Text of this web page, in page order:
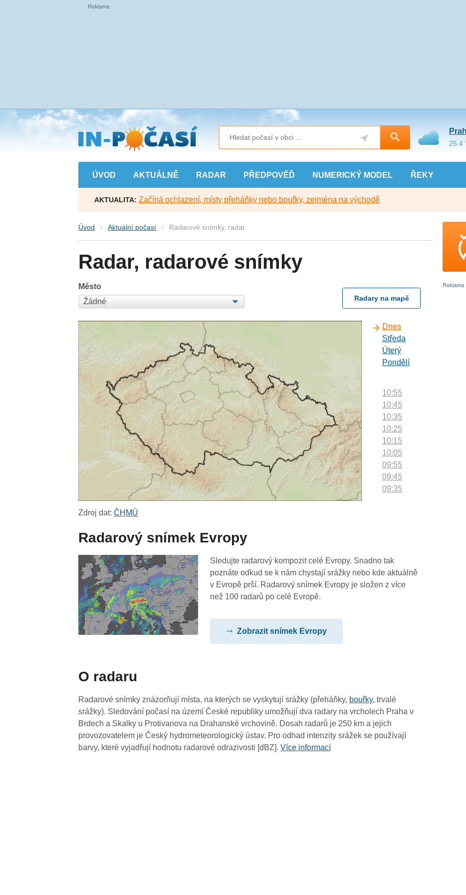
Přejít
na
hlavní
obsah
ÚVOD AKTUÁLNĚ RADAR PŘEDPOVĚĎ NUMERICKÝ MODEL ŘEKY
25.4
AKTUALITA: Začíná ochlazení, místy přeháňky nebo bouřky, zejména na východě
Úvod Aktuální počasí Radarové snímky, radar
Radar, radarové snímky
Město
Radary na mapě
Dnes
Středa
Úterý
Pondělí
10:55
10:45
10:35
10:25
10:15
10:05
09:55
09:45
09:35
08:35
08:25
08:15
06:35
06:25
06:15
06:05
Zdroj dat:ČHMÚ
Radarový snímek Evropy
Sledujte radarový kompozit celé Evropy. Snadno tak
poznáte odkud se k nám chystají srážky nebo kde aktuálně
v Evropě prší. Radarový snímek Evropy je složen z více
než 100 radarů po celé Evropě.
Zobrazit snímek Evropy
O radaru
Radarové snímky znázorňují místa, na kterých se vyskytují srážky (přeháňky, bouřky, trvalé
srážky). Sledování počasí na území České republiky umožňují dva radary na vrcholech Praha v
Brdech a Skalky u Protivanova na Drahanské vrchovině. Dosah radarů je 250 km a jejich
provozovatelem je Český hydrometeorologický ústav. Pro odhad intenzity srážek se používají
barvy, které vyjadřují hodnotu radarové odrazivosti [dBZ].Více informací